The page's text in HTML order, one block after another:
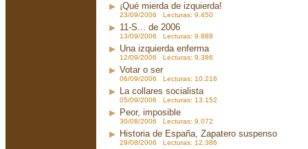
¡Qué mierda de izquierda!
23/09/2006 Lecturas: 9.450
11-S... de 2006
13/09/2006 Lecturas: 9.888
Una izquierda enferma
12/09/2006 Lecturas: 9.386
Votar o ser
06/09/2006 Lecturas: 10.216
La collares socialista
05/09/2006 Lecturas: 13.152
Peor, imposible
30/08/2006 Lecturas: 9.072
Historia de España, Zapatero suspenso
29/08/2006 Lecturas: 12.386